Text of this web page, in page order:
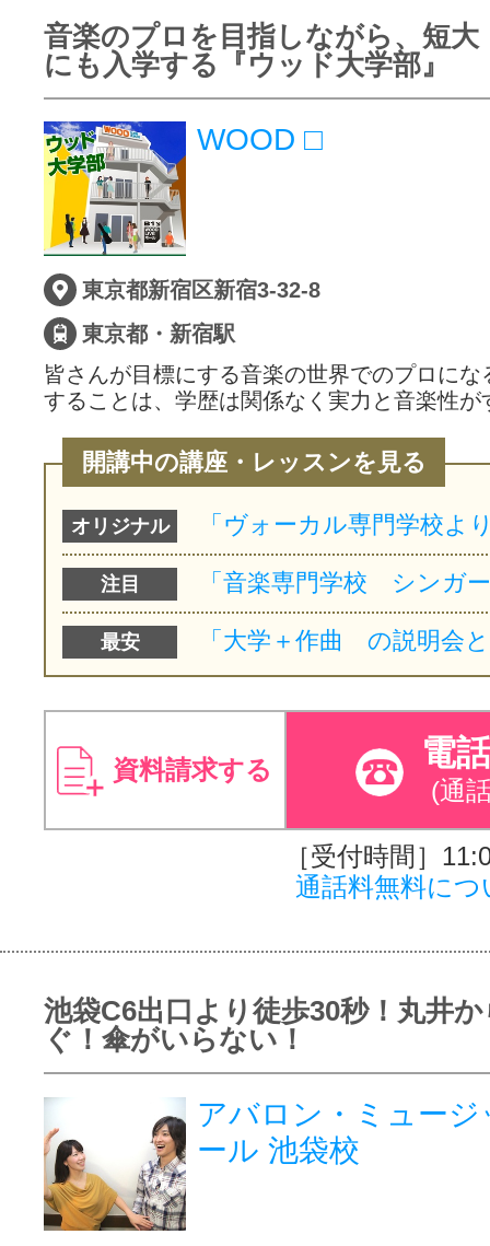
音楽のプロを目指しながら、短大
にも入学する『ウッド大学部』
WOOD □
東京都新宿区新宿3-32-8
東京都・新宿駅
皆さんが目標にする音楽の世界でのプロにな
することは、学歴は関係なく実力と音楽性
開講中の講座・レッスンを見る
オリジナル
注目
最安
資料請求する 電
(通
［受付時間］
通話料無料につ
池袋C6出口より徒歩30秒！丸井
ぐ！傘がいらない！
アバロン・ミュー
ール 池袋校